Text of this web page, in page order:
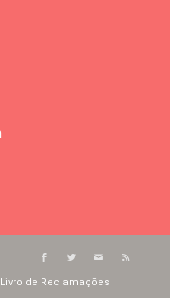
Livro de Reclamações